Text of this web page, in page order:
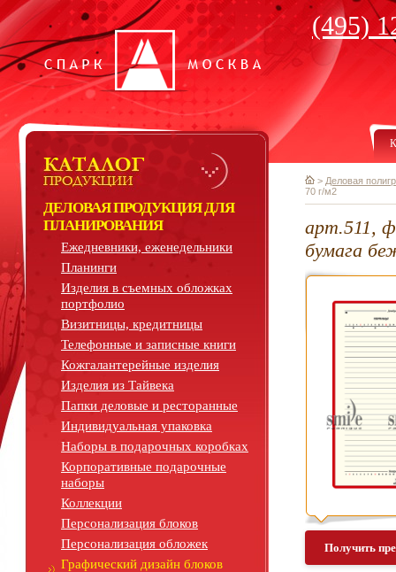
(495)
ДЕЛОВАЯ ПРОДУКЦИЯ ДЛЯ
ПЛАНИРОВАНИЯ
Ежедневники, еженедельники
Планинги
Изделия в съемных обложках
портфолио
Визитницы, кредитницы
Телефонные и записные книги
Кожгалантерейные изделия
Изделия из Тайвека
Папки деловые и ресторанные
Индивидуальная упаковка
Наборы в подарочных коробках
Корпоративные подарочные
наборы
Коллекции
Персонализация блоков
Персонализация обложек
Графический дизайн блоков
> Деловая
70 г/м2
арт.511,
бумага
Получить